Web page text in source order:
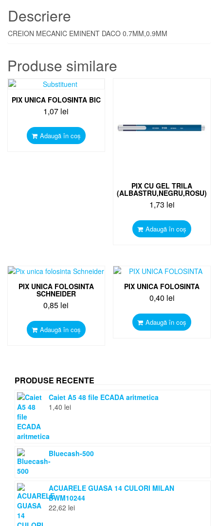
Descriere
CREION MECANIC EMINENT DACO 0.7MM,0.9MM
Produse similare
PIX UNICA FOLOSINTA BIC
1,07 lei
Adaugă în coș
PIX CU GEL TRILA
(ALBASTRU,NEGRU,ROSU)
1,73 lei
Adaugă în coș
PIX UNICA FOLOSINTA
SCHNEIDER
0,85 lei
Adaugă în coș
PIX UNICA FOLOSINTA
0,40 lei
Adaugă în coș
PRODUSE RECENTE
Caiet A5 48 file ECADA aritmetica
1,40 lei
Bluecash-500
ACUARELE GUASA 14 CULORI MILAN
BWM10244
22,62 lei